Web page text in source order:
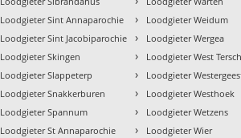
Loodgieter Sint Annaparochie
Loodgieter Sint Jacobiparochie
Loodgieter Skingen
Loodgieter Slappeterp
Loodgieter Snakkerburen
Loodgieter Spannum
Loodgieter St Annaparochie
› Loodgieter Weidum
› Loodgieter Wergea
› Loodgieter West
› Loodgieter
› Loodgieter Westhoek
› Loodgieter Wetzens
› Loodgieter Wier